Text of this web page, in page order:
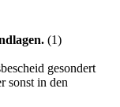
(1)
gesondert
sonst in den